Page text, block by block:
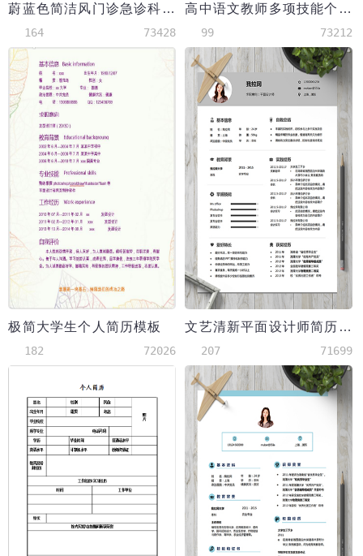
蔚蓝色简洁风门诊急诊科医学生简历
164 73428
高中语文教师多项技能个人简历模板
99 73212
极简大学生个人简历模板
182 72026
文艺清新平面设计师简历模板
207 71699